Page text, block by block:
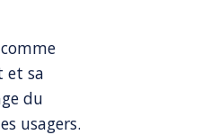
et sa
du
usagers.